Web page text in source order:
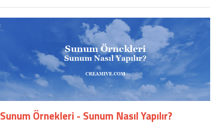
Sunum Örnekleri - Sunum Nasıl Yapılır?